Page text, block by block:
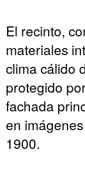
El recinto,
materiales
clima cálido
protegido
fachada
en
1900.